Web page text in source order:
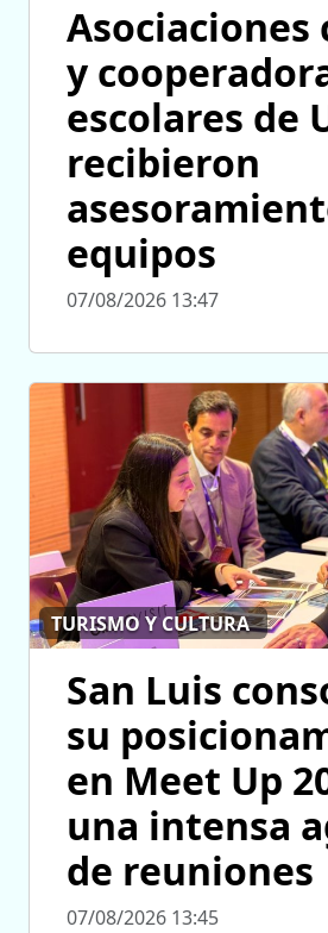
Asociaciones
y
escolares de
recibieron
equipos
07/08/2026 13:47
TURISMO Y CULTURA
San Luis
su
en Meet Up
una intensa
de reuniones
07/08/2026 13:45